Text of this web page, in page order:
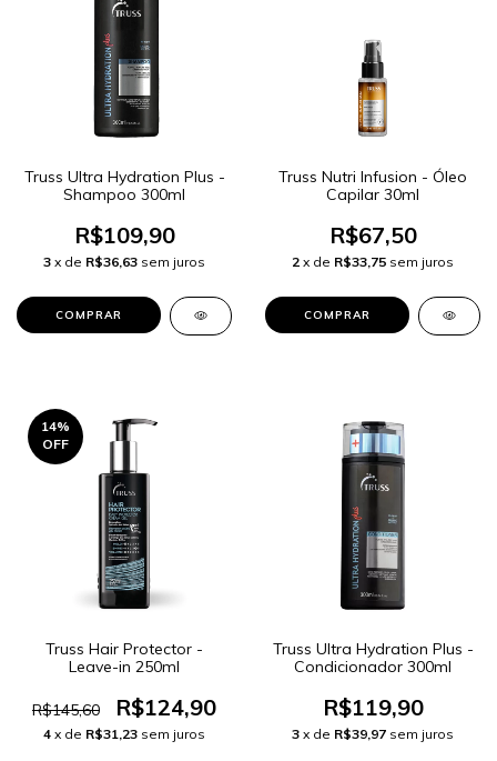
Truss Ultra Hydration Plus -
Shampoo 300ml
R$109,90
3 x de R$36,63 sem juros
Truss Nutri Infusion - Óleo
Capilar 30ml
R$67,50
2 x de R$33,75 sem juros
14%
OFF
Truss Hair Protector -
Leave-in 250ml
R$145,60 R$124,90
4 x de R$31,23 sem juros
Truss Ultra Hydration Plus -
Condicionador 300ml
R$119,90
3 x de R$39,97 sem juros